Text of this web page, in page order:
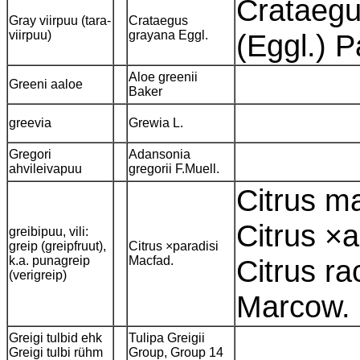
Gray viirpuu (tara-
viirpuu)
Crataegus
grayana Eggl.
(Eggl.)
Greeni aaloe
Aloe greenii
Baker
greevia Grewia L.
Gregori
ahvileivapuu
Adansonia
gregorii F.Muell.
greibipuu, vili:
greip (greipfruut),
k.a. punagreip
(verigreip)
Citrus ×paradisi
Macfad.
Citrus
Citrus
Citrus
Greigi tulbid ehk
Greigi tulbi rühm
Tulipa Greigii
Group, Group 14